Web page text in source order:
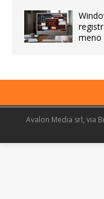
meno
Avalon Media srl, via